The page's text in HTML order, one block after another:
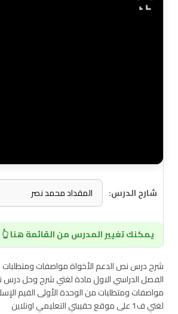
شارح الدرس:
يمكنك تغيير المدرس من القائمة هنا 👆
شرح درس نص الدعم الأخواة مواصفات
الفصل الدراسي الاول مادة لغتي شرح وحل درس
مواصفات ومتطلبات من الوحدة الأولى القيم
لغتي ف1 على موقع حقيبتي التعليمي اونلاين